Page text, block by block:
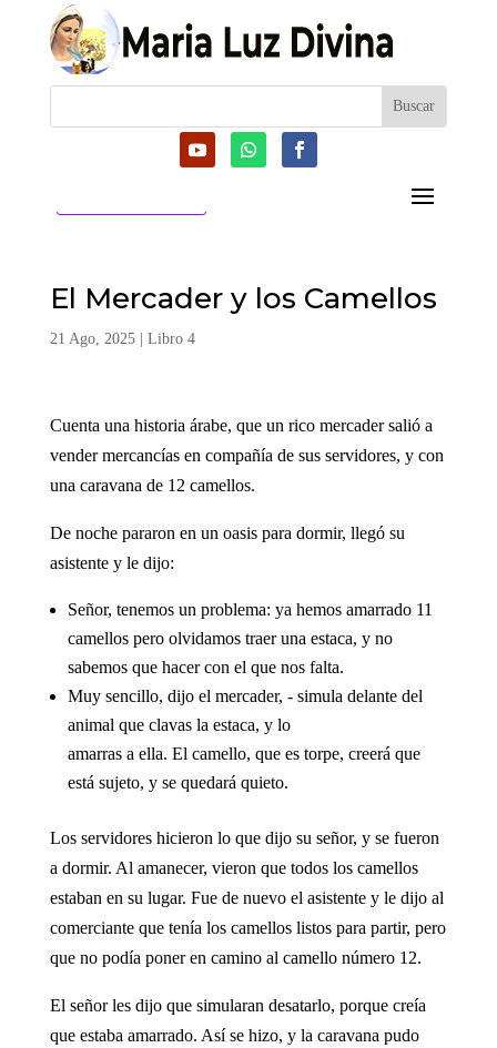
El Mercader y los Camellos
21 Ago, 2025| Libro 4
Cuenta una historia árabe, que un rico mercader salió a
vender mercancías en compañía de sus servidores, y con
una caravana de 12 camellos.
De noche pararon en un oasis para dormir, llegó su
asistente y le dijo:
Señor, tenemos un problema: ya hemos amarrado 11
camellos pero olvidamos traer una estaca, y no
sabemos que hacer con el que nos falta.
Muy sencillo, dijo el mercader, - simula delante del
animal que clavas la estaca, y lo
amarras a ella. El camello, que es torpe, creerá que
está sujeto, y se quedará quieto.
Los servidores hicieron lo que dijo su señor, y se fueron
a dormir. Al amanecer, vieron que todos los camellos
estaban en su lugar. Fue de nuevo el asistente y le dijo al
comerciante que tenía los camellos listos para partir, pero
que no podía poner en camino al camello número 12.
El señor les dijo que simularan desatarlo, porque creía
que estaba amarrado. Así se hizo, y la caravana pudo